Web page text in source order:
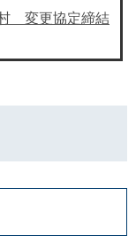
変更協定締結